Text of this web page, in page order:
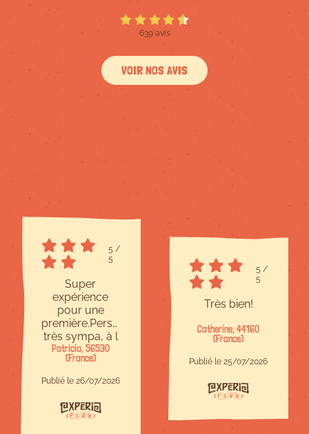
639 avis
VOIR NOS AVIS
5 /
5
Super
expérience
pour une
première.Personnel
très sympa, à l
écoute et
bienveillant.Site
à taille
humaine,c est
parfait.Il y en a
pour tous les
Patricia, 56530
(France)
Publié le 26/07/2026
5 /
5
Très bien!
Catherine, 44160
(France)
Publié le 25/07/2026